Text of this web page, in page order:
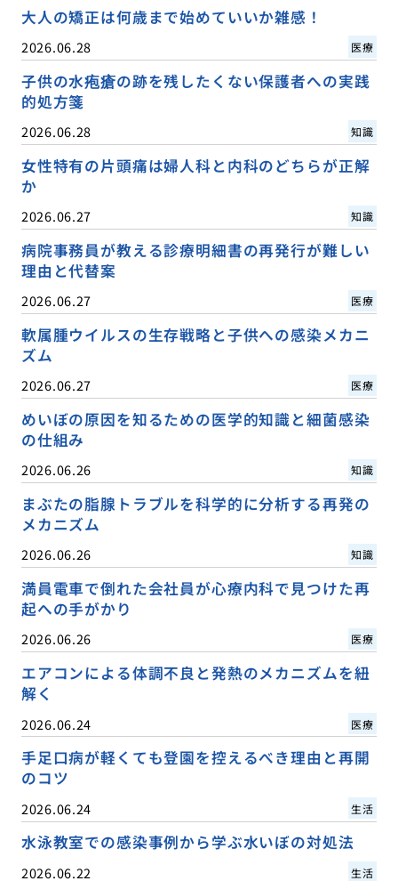
大人の矯正は何歳まで始めていいか雑感！
2026.06.28 医療
子供の水疱瘡の跡を残したくない保護者への実践
的処方箋
2026.06.28 知識
女性特有の片頭痛は婦人科と内科のどちらが正解
か
2026.06.27 知識
病院事務員が教える診療明細書の再発行が難しい
理由と代替案
2026.06.27 医療
軟属腫ウイルスの生存戦略と子供への感染メカニ
ズム
2026.06.27 医療
めいぼの原因を知るための医学的知識と細菌感染
の仕組み
2026.06.26 知識
まぶたの脂腺トラブルを科学的に分析する再発の
メカニズム
2026.06.26 知識
満員電車で倒れた会社員が心療内科で見つけた再
起への手がかり
2026.06.26 医療
エアコンによる体調不良と発熱のメカニズムを紐
解く
2026.06.24 医療
手足口病が軽くても登園を控えるべき理由と再開
のコツ
2026.06.24 生活
水泳教室での感染事例から学ぶ水いぼの対処法
2026.06.22 生活